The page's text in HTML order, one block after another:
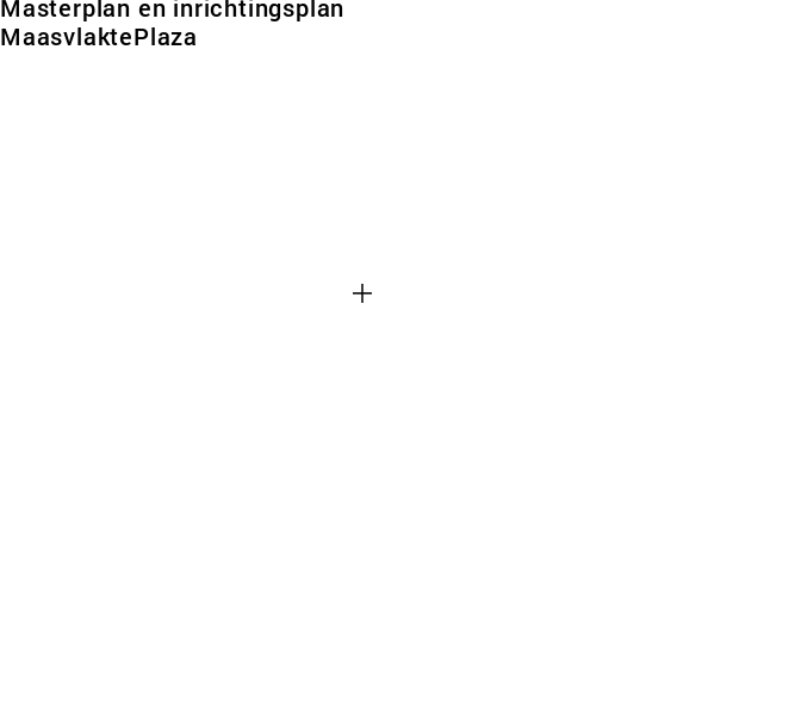
Masterplan en inrichtingsplan
MaasvlaktePlaza